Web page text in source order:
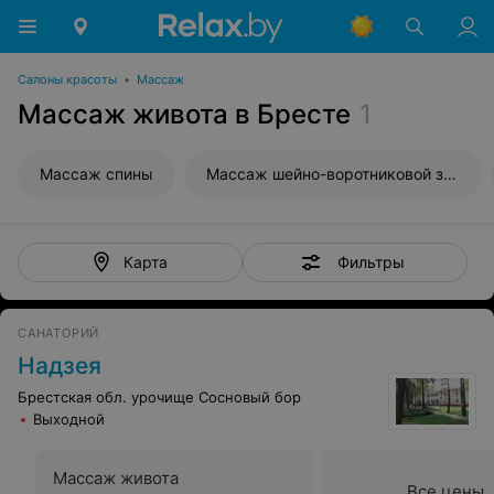
Салоны красоты • Массаж
Массаж живота в Бресте 1
Массаж спины Массаж шейно-воротниковой зоны
Карта Фильтры
САНАТОРИЙ
Надзея
Брестская обл. урочище Сосновый бор
Выходной
Массаж живота